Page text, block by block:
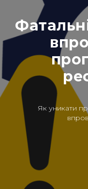
Як уникати